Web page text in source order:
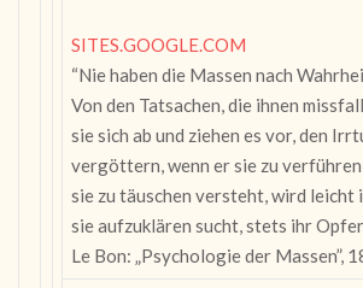
SITES.GOOGLE.COM
“Nie haben die Massen nach
Von den Tatsachen, die ihnen
sie sich ab und ziehen es vor, den
vergöttern, wenn er sie zu
sie zu täuschen versteht, wird leicht
sie aufzuklären sucht, stets ihr
Le Bon: „Psychologie der Massen”,